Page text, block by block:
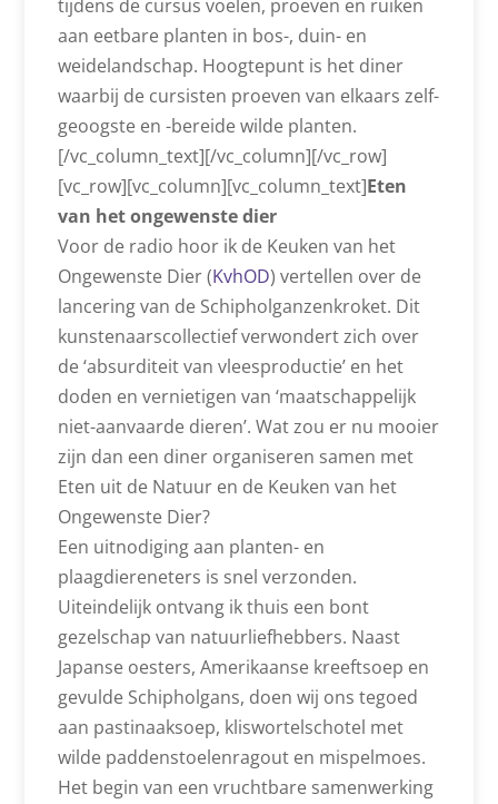
tijdens de cursus voelen, proeven en ruiken
aan eetbare planten in bos-, duin- en
weidelandschap. Hoogtepunt is het diner
waarbij de cursisten proeven van elkaars zelf-
geoogste en -bereide wilde planten.
[/vc_column_text][/vc_column][/vc_row]
[vc_row][vc_column][vc_column_text]Eten
van het ongewenste dier
Voor de radio hoor ik de Keuken van het
Ongewenste Dier (KvhOD) vertellen over de
lancering van de Schipholganzenkroket. Dit
kunstenaarscollectief verwondert zich over
de ‘absurditeit van vleesproductie’ en het
doden en vernietigen van ‘maatschappelijk
niet-aanvaarde dieren’. Wat zou er nu mooier
zijn dan een diner organiseren samen met
Eten uit de Natuur en de Keuken van het
Ongewenste Dier?
Een uitnodiging aan planten- en
plaagdiereneters is snel verzonden.
Uiteindelijk ontvang ik thuis een bont
gezelschap van natuurliefhebbers. Naast
Japanse oesters, Amerikaanse kreeftsoep en
gevulde Schipholgans, doen wij ons tegoed
aan pastinaaksoep, kliswortelschotel met
wilde paddenstoelenragout en mispelmoes.
Het begin van een vruchtbare samenwerking